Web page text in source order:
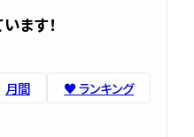
ます！
月間 ♥️ ランキング